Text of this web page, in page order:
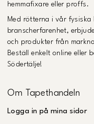
hemmafixare eller proffs.
Med rötterna i vår fysiska
branscherfarenhet,
och produkter från
Beställ enkelt online eller
Södertälje!
Om Tapethandeln
Logga in på mina sidor